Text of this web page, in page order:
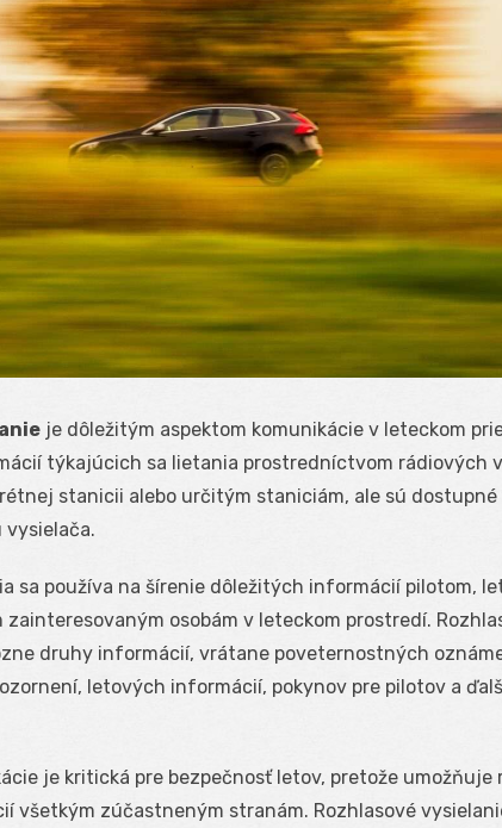
je dôležitým aspektom komunikácie v leteckom
týkajúcich sa lietania prostredníctvom rádiových
stanicii alebo určitým staniciám, ale sú
vysielača.
sa používa na šírenie dôležitých informácií pilotom,
zainteresovaným osobám v leteckom prostredí.
druhy informácií, vrátane poveternostných
letových informácií, pokynov pre pilotov a
je kritická pre bezpečnosť letov, pretože umožňuje
všetkým zúčastneným stranám. Rozhlasové